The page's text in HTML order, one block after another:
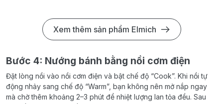
Xem thêm sản phẩm Elmich
Bước 4: Nướng bánh bằng nồi cơm điện
Đặt lòng nồi vào nồi cơm điện và bật chế độ “Cook”. Khi nồi tự
động nhảy sang chế độ “Warm”, bạn không nên mở nắp ngay
mà chờ thêm khoảng 2–3 phút để nhiệt lượng lan tỏa đều. Sau